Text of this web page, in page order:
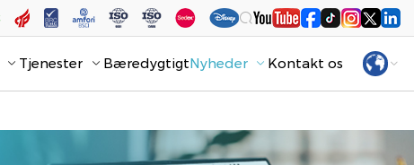
Tjenester BæredygtigtNyheder Kontakt os